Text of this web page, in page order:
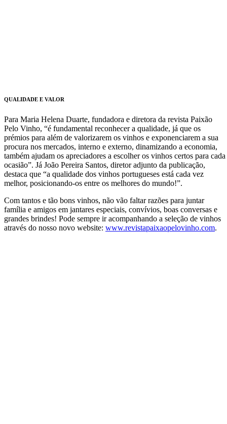
QUALIDADE E VALOR
Para Maria Helena Duarte, fundadora e diretora da revista Paixão
Pelo Vinho, “é fundamental reconhecer a qualidade, já que os
prémios para além de valorizarem os vinhos e exponenciarem a sua
procura nos mercados, interno e externo, dinamizando a economia,
também ajudam os apreciadores a escolher os vinhos certos para cada
ocasião”. Já João Pereira Santos, diretor adjunto da publicação,
destaca que “a qualidade dos vinhos portugueses está cada vez
melhor, posicionando-os entre os melhores do mundo!”.
Com tantos e tão bons vinhos, não vão faltar razões para juntar
família e amigos em jantares especiais, convívios, boas conversas e
grandes brindes! Pode sempre ir acompanhando a seleção de vinhos
através do nosso novo website: www.revistapaixaopelovinho.com.